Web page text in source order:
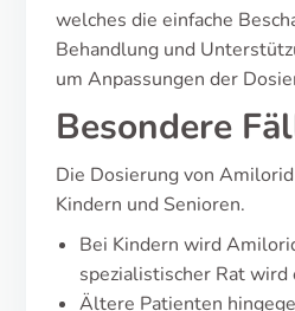
welches die einfache
Behandlung und
um Anpassungen der
Besondere
Die Dosierung von
Kindern und Senioren.
Bei Kindern wird
spezialistischer Rat
Ältere Patienten